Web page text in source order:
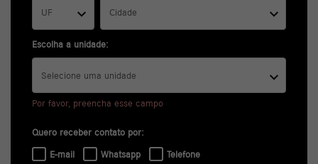
UF Cidade
Escolha a unidade:
Selecione uma unidade
Por favor, preencha esse campo
Quero receber contato por:
E-mail
Whatsapp Telefone